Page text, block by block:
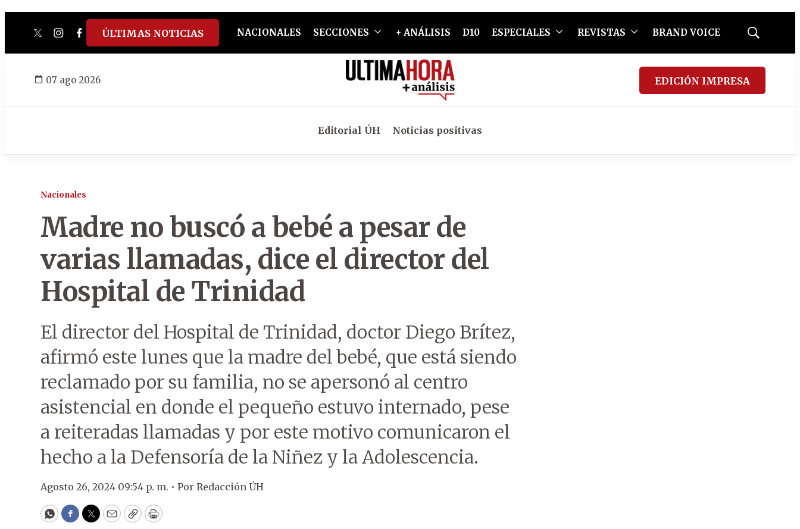
twitterinstagram
facebook
tiktokyoutube
spotify
ÚLTIMAS NOTICIAS NACIONALES SECCIONES + ANÁLISIS D10 ESPECIALES REVISTAS BRAND VOICE
Mostrar
07 ago 2026 EDICIÓN IMPRESA
Editorial ÚH Noticias positivas
Nacionales
Madre no buscó a bebé a pesar de
varias llamadas, dice el director del
Hospital de Trinidad
El director del Hospital de Trinidad, doctor Diego Brítez,
afirmó este lunes que la madre del bebé, que está siendo
reclamado por su familia, no se apersonó al centro
asistencial en donde el pequeño estuvo internado, pese
a reiteradas llamadas y por este motivo comunicaron el
hecho a la Defensoría de la Niñez y la Adolescencia.
Agosto 26, 2024 09:54 p. m. • Por Redacción ÚH
WhatsApp
Facebook
Twitter
EmailCopyPrint